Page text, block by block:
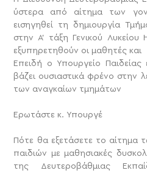
ύστερα από αίτημα των
εισηγηθεί τη δημιουργία
στην Α’ τάξη Γενικού Λυκείου
εξυπηρετηθούν οι μαθητές και
Επειδή ο Υπουργείο Παιδείας
βάζει ουσιαστικά φρένο στην
των αναγκαίων τμημάτων
Ερωτάστε κ. Υπουργέ
Πότε θα εξετάσετε το αίτημα
παιδιών με μαθησιακές
της Δευτεροβάθμιας